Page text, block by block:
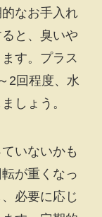
なお手入れ
と、臭いや
す。プラス
2回程度、水
しょう。
いないかも
が重くなっ
必要に応じ